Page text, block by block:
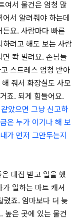
여서 물건은 엄청 많
서 알려줘야 하는데
요. 사람마다 빠른
려고 해도 보는 사람
쫙 밀려요. 손님들
스트레스 엄청 받아
줘서 화장실도 사모
죠. 되게 힘들어요.
았으면 그냥 신고하
은 누가 이기나 해 보
가 먼저 그만두는지
대접 받고 일을 했
일하는 마트 캐셔
렸죠. 엄마보다 더 늦
높은 곳에 있는 물건